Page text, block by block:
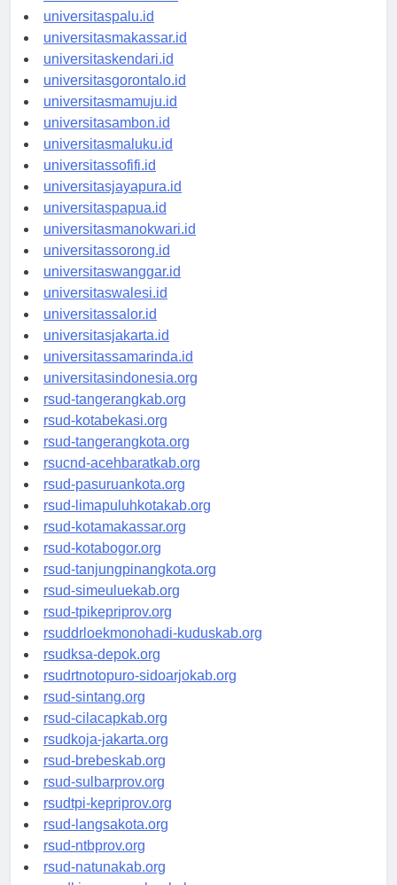
universitasmanado.id
universitaspalu.id
universitasmakassar.id
universitaskendari.id
universitasgorontalo.id
universitasmamuju.id
universitasambon.id
universitasmaluku.id
universitassofifi.id
universitasjayapura.id
universitaspapua.id
universitasmanokwari.id
universitassorong.id
universitaswanggar.id
universitaswalesi.id
universitassalor.id
universitasjakarta.id
universitassamarinda.id
universitasindonesia.org
rsud-tangerangkab.org
rsud-kotabekasi.org
rsud-tangerangkota.org
rsucnd-acehbaratkab.org
rsud-pasuruankota.org
rsud-limapuluhkotakab.org
rsud-kotamakassar.org
rsud-kotabogor.org
rsud-tanjungpinangkota.org
rsud-simeuluekab.org
rsud-tpikepriprov.org
rsuddrloekmonohadi-kuduskab.org
rsudksa-depok.org
rsudrtnotopuro-sidoarjokab.org
rsud-sintang.org
rsud-cilacapkab.org
rsudkoja-jakarta.org
rsud-brebeskab.org
rsud-sulbarprov.org
rsudtpi-kepriprov.org
rsud-langsakota.org
rsud-ntbprov.org